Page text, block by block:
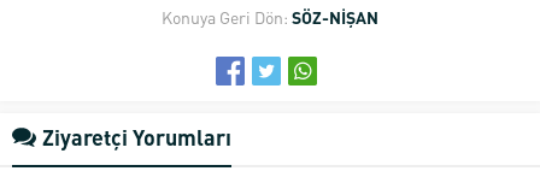
Konuya Geri Dön: SÖZ-NİŞAN
Ziyaretçi Yorumları